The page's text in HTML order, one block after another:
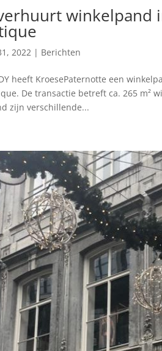
winkelpand
2022 | Berichten
heeft KroesePaternotte een
De transactie betreft ca. 265 m²
zijn verschillende...